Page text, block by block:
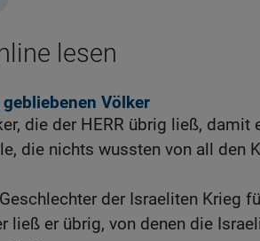
lesen
Völker
die der HERR übrig ließ, damit
die nichts wussten von all den
der Israeliten Krieg
ließ er übrig, von denen die